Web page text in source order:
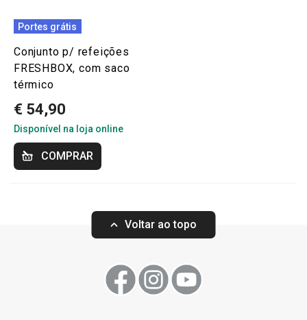
Portes grátis
Conjunto p/ refeições
FRESHBOX, com saco
térmico
€ 54,90
Disponível na loja online
COMPRAR
Voltar ao topo